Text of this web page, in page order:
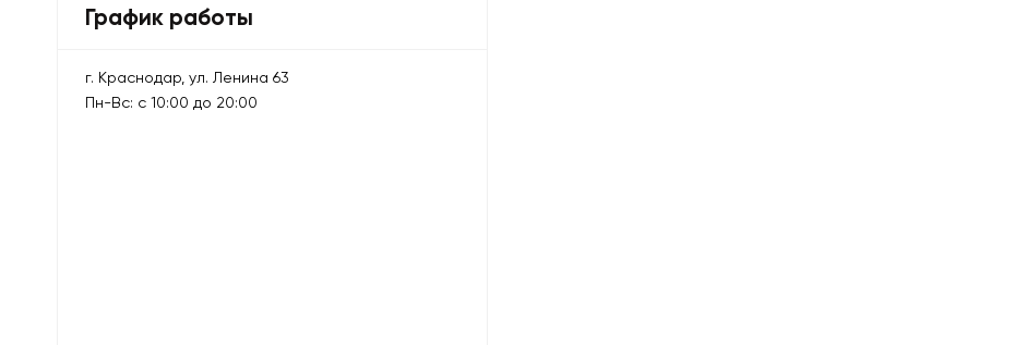
График работы
г. Краснодар, ул. Ленина 63
Пн-Вс: с 10:00 до 20:00